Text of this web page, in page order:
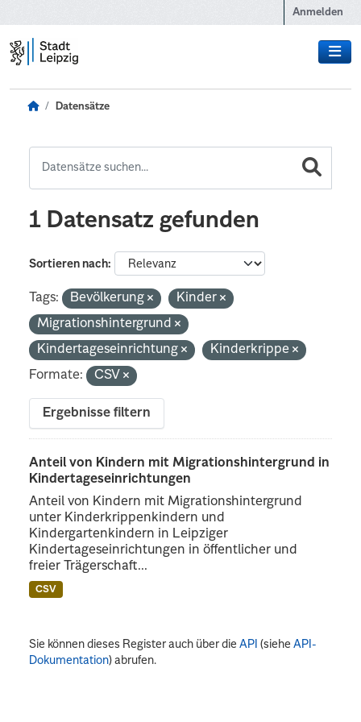
Anmelden
Datensätze
1 Datensatz gefunden
Sortieren nach
Tags: Bevölkerung
Kinder
Migrationshintergrund
Kindertageseinrichtung
Kinderkrippe
Formate:
CSV
Ergebnisse filtern
Anteil von Kindern mit Migrationshintergrund in
Kindertageseinrichtungen
Anteil von Kindern mit Migrationshintergrund
unter Kinderkrippenkindern und
Kindergartenkindern in Leipziger
Kindertageseinrichtungen in öffentlicher und
freier Trägerschaft...
CSV
Sie können dieses Register auch über dieAPI (sieheAPI-
Dokumentation) abrufen.